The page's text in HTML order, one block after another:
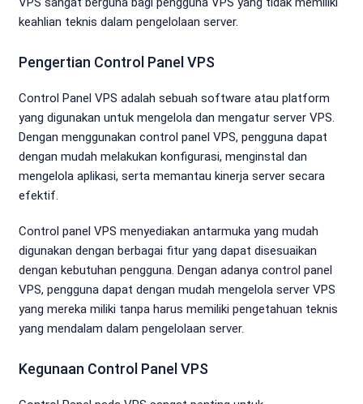
keahlian teknis dalam pengelolaan server.
Pengertian Control Panel VPS
Control Panel VPS adalah sebuah software atau platform
yang digunakan untuk mengelola dan mengatur server VPS.
Dengan menggunakan control panel VPS, pengguna dapat
dengan mudah melakukan konfigurasi, menginstal dan
mengelola aplikasi, serta memantau kinerja server secara
efektif.
Control panel VPS menyediakan antarmuka yang mudah
digunakan dengan berbagai fitur yang dapat disesuaikan
dengan kebutuhan pengguna. Dengan adanya control panel
VPS, pengguna dapat dengan mudah mengelola server VPS
yang mereka miliki tanpa harus memiliki pengetahuan teknis
yang mendalam dalam pengelolaan server.
Kegunaan Control Panel VPS